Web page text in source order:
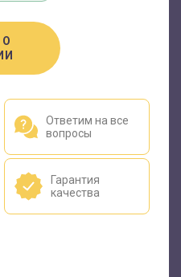
Ответим на все
вопросы
Гарантия
качества